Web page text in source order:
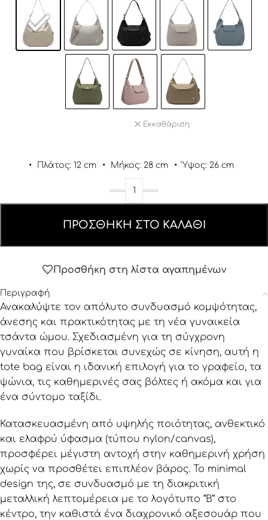
Εκκαθάριση
• Πλάτος: 12 cm • Μήκος: 28 cm • Ύψος: 26 cm
ΠΡΟΣΘΉΚΗ ΣΤΟ ΚΑΛΆΘΙ
Προσθήκη στη λίστα αγαπημένων
Περιγραφή
Ανακαλύψτε τον απόλυτο συνδυασμό κομψότητας,
άνεσης και πρακτικότητας με τη νέα γυναικεία
τσάντα ώμου. Σχεδιασμένη για τη σύγχρονη
γυναίκα που βρίσκεται συνεχώς σε κίνηση, αυτή η
tote bag είναι η ιδανική επιλογή για το γραφείο, τα
ψώνια, τις καθημερινές σας βόλτες ή ακόμα και για
ένα σύντομο ταξίδι.
Κατασκευασμένη από υψηλής ποιότητας, ανθεκτικό
και ελαφρύ ύφασμα (τύπου nylon/canvas),
προσφέρει μέγιστη αντοχή στην καθημερινή χρήση
χωρίς να προσθέτει επιπλέον βάρος. Το minimal
design της, σε συνδυασμό με τη διακριτική
μεταλλική λεπτομέρεια με το λογότυπο “B” στο
κέντρο, την καθιστά ένα διαχρονικό αξεσουάρ που